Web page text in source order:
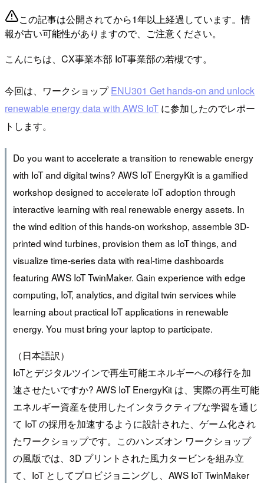
この記事は公開されてから1年以上経過しています。情
報が古い可能性がありますので、ご注意ください。
こんにちは、CX事業本部 IoT事業部の若槻です。
今回は、ワークショップENU301 Get hands-on and unlock
renewable energy data with AWS IoT に参加したのでレポー
トします。
Do you want to accelerate a transition to renewable energy
with IoT and digital twins? AWS IoT EnergyKit is a gamified
workshop designed to accelerate IoT adoption through
interactive learning with real renewable energy assets. In
the wind edition of this hands-on workshop, assemble 3D-
printed wind turbines, provision them as IoT things, and
visualize time-series data with real-time dashboards
featuring AWS IoT TwinMaker. Gain experience with edge
computing, IoT, analytics, and digital twin services while
learning about practical IoT applications in renewable
energy. You must bring your laptop to participate.
（日本語訳）
IoTとデジタルツインで再生可能エネルギーへの移行を加
速させたいですか? AWS IoT EnergyKit は、実際の再生可能
エネルギー資産を使用したインタラクティブな学習を通じ
て IoT の採用を加速するように設計された、ゲーム化され
たワークショップです。このハンズオン ワークショップ
の風版では、3D プリントされた風力タービンを組み立
て、IoT としてプロビジョニングし、AWS IoT TwinMaker